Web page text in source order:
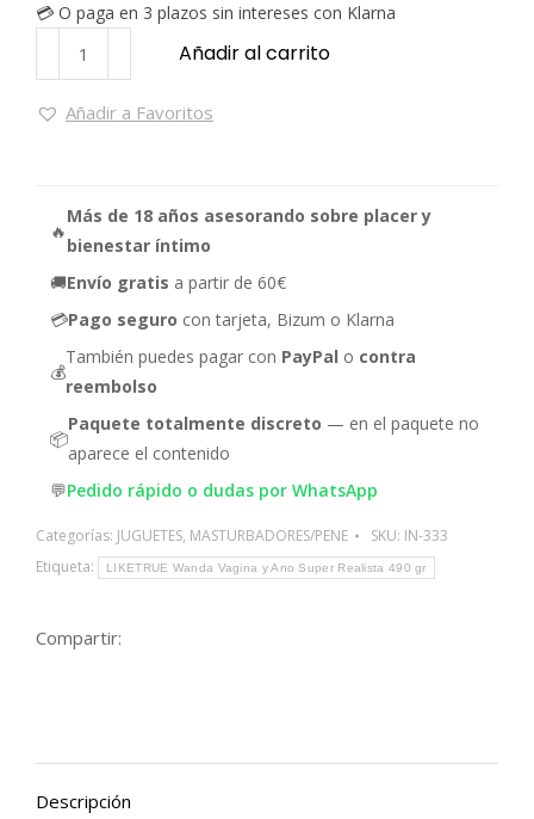
💳 O paga en 3 plazos sin intereses con Klarna
Añadir al carrito
Añadir a Favoritos
🔥
Más de 18 años asesorando sobre placer y
bienestar íntimo
🚚Envío gratis a partir de 60€
💳Pago seguro con tarjeta, Bizum o Klarna
💰
También puedes pagar con PayPal o contra
reembolso
📦
Paquete totalmente discreto — en el paquete no
aparece el contenido
💬Pedido rápido o dudas por WhatsApp
Categorías: JUGUETES, MASTURBADORES/PENE SKU: IN-333
Etiqueta:
LIKETRUE Wanda Vagina y Ano Super Realista 490 gr
Compartir:
Descripción